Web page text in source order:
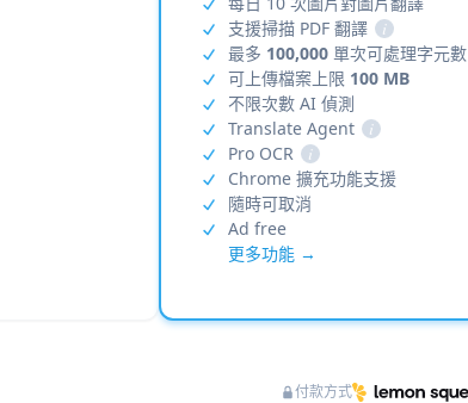
支援掃描 PDF 翻譯
i
最多 100,000 單次可處理字元數
可上傳檔案上限 100 MB
不限次數 AI 偵測
Translate Agent
i
Pro OCR
i
Chrome 擴充功能支援
隨時可取消
Ad free
更多功能 →
付款方式